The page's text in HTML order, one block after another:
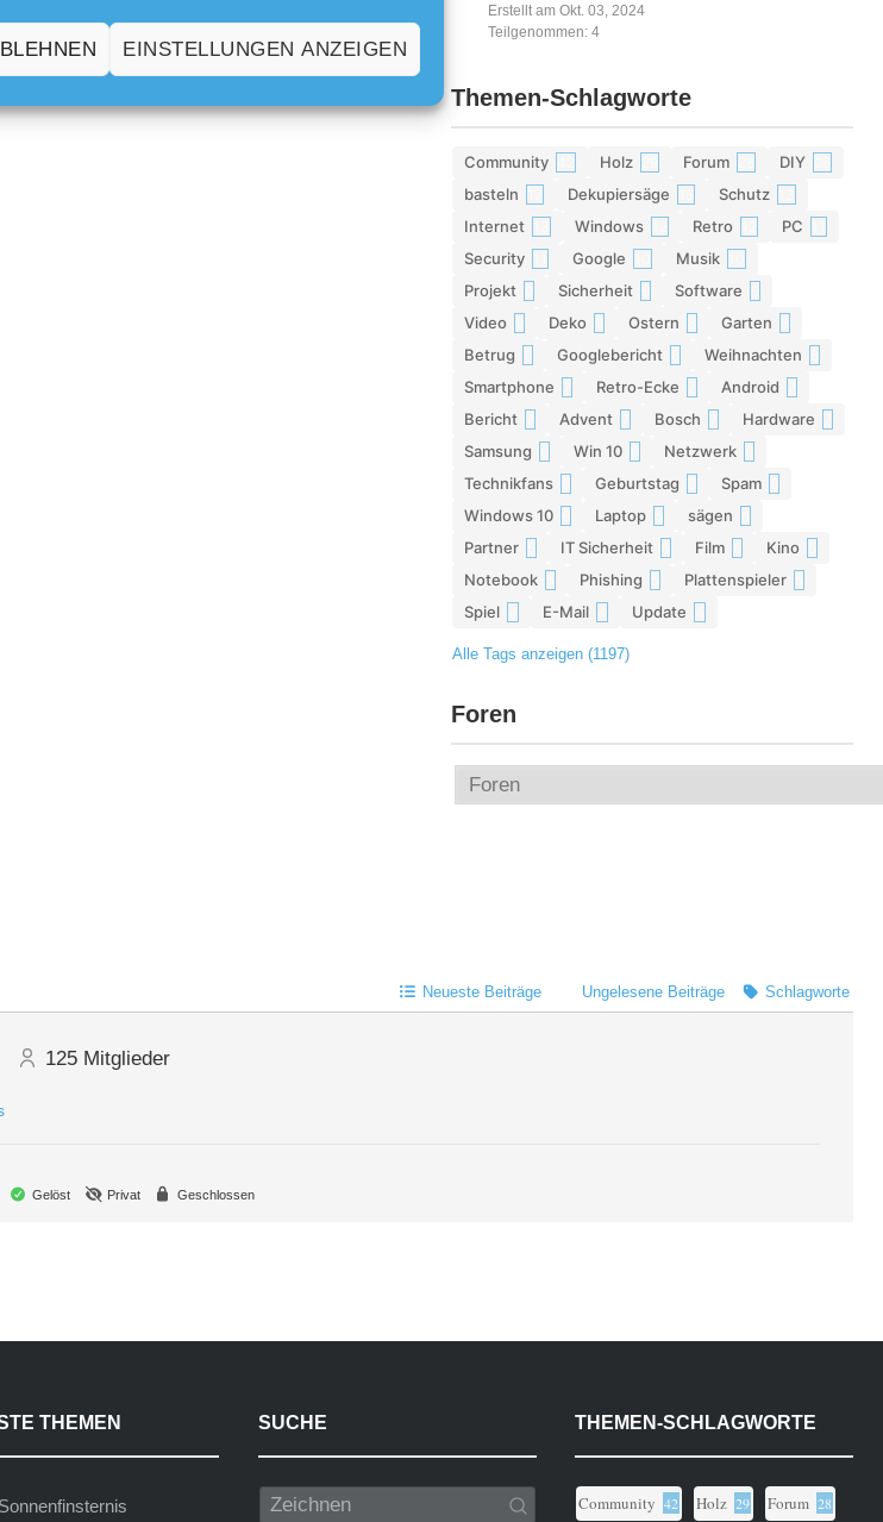
EINSTELLUNGEN ANZEIGEN
Erstellt am Okt. 03, 2024
Teilgenommen: 4
Themen-Schlagworte
Community Holz Forum DIY
basteln Dekupiersäge Schutz
Internet Windows Retro PC
Security Google Musik
Projekt Sicherheit Software
Video Deko Ostern Garten
Betrug Googlebericht Weihnachten
Smartphone Retro-Ecke Android
Bericht Advent Bosch Hardware
Samsung Win 10 Netzwerk
Technikfans Geburtstag Spam
Windows 10 Laptop sägen
Partner IT Sicherheit Film Kino
Notebook Phishing Plattenspieler
Spiel E-Mail Update
Alle Tags anzeigen (1197)
Foren
Neueste Beiträge Ungelesene Beiträge Schlagworte
125 Mitglieder
Gelöst Privat Geschlossen
THEMEN
Sonnenfinsternis
SUCHE THEMEN-SCHLAGWORTE
Community 42 Holz 29 Forum 28